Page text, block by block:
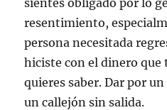
resentimiento,
persona necesitada
hiciste con el dinero que
quieres saber. Dar por
un callejón sin salida.